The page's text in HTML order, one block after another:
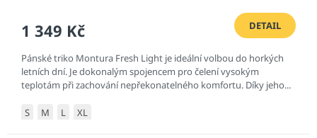
1 349 Kč DETAIL
Pánské triko Montura Fresh Light je ideální volbou do horkých
letních dní. Je dokonalým spojencem pro čelení vysokým
teplotám při zachování nepřekonatelného komfortu. Díky jeho...
S M L XL